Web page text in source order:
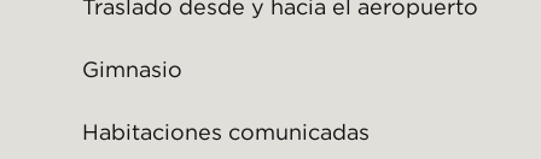
Traslado desde y hacia el aeropuerto
Gimnasio
Habitaciones comunicadas